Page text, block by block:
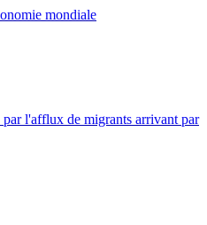
mondiale
par l'afflux de migrants arrivant par